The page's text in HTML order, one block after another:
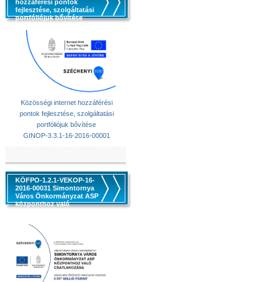
hozzáférési pontok
fejlesztése, szolgáltatási
portfóliójuk bővítése
Közösségi internet hozzáférési
pontok fejlesztése, szolgáltatási
portfóliójuk bővítése
GINOP-3.3.1-16-2016-00001
KÖFPO-1.2.1-VEKOP-16-
2016-00031 Simontornya
Város Önkormányzat ASP
központhoz való